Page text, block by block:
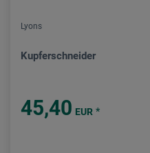
Lyons
Kupferschneider
45,40 EUR *